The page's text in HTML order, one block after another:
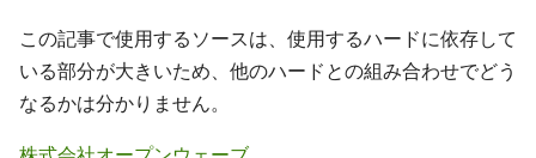
この記事で使用するソースは、使用するハードに依存して
いる部分が大きいため、他のハードとの組み合わせでどう
なるかは分かりません。